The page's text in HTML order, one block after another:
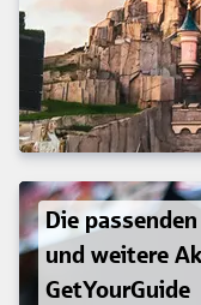
Die
und weitere
GetYourGuide